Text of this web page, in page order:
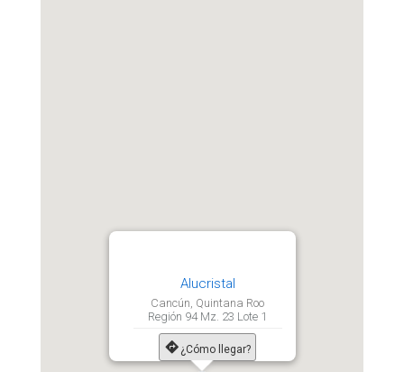
Alucristal
Cancún, Quintana Roo
Región 94 Mz. 23 Lote 1
¿Cómo llegar?